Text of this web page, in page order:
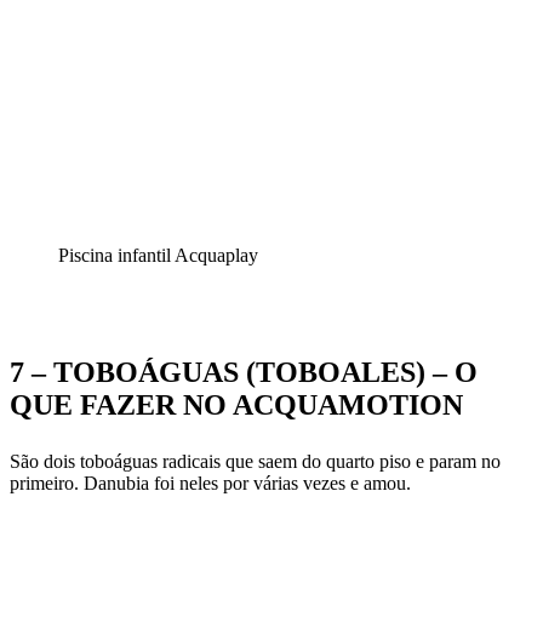
Piscina infantil Acquaplay
7 – TOBOÁGUAS (TOBOALES) – O
QUE FAZER NO ACQUAMOTION
São dois toboáguas radicais que saem do quarto piso e param no
primeiro. Danubia foi neles por várias vezes e amou.